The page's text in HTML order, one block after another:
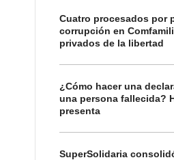
Cuatro procesados por
corrupción en
privados de la libertad
¿Cómo hacer una
una persona fallecida?
presenta
SuperSolidaria